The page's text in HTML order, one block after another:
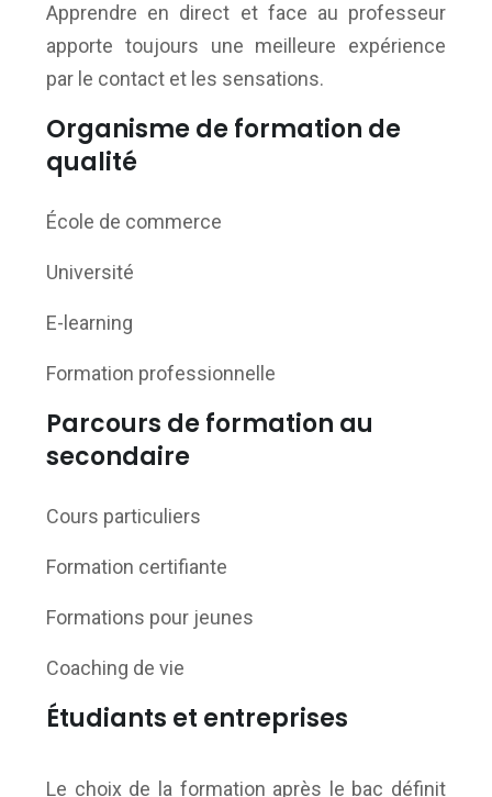
Apprendre en direct et face au professeur
apporte toujours une meilleure expérience
par le contact et les sensations.
Organisme de formation de
qualité
École de commerce
Université
E-learning
Formation professionnelle
Parcours de formation au
secondaire
Cours particuliers
Formation certifiante
Formations pour jeunes
Coaching de vie
Étudiants et entreprises
Le choix de la formation après le bac définit